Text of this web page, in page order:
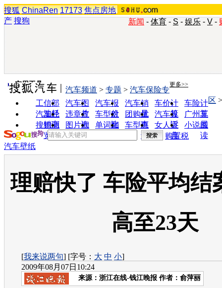
搜狐 ChinaRen 17173 焦点房地
产 搜狗 新闻 - 体育 - S - 娱乐 - V -
实用工具 更多>>
工信部
油耗
汽车图
片
汽车报
价
汽车销
量
车价计
算
车险计
算
汽车经
销商
违章查
询
车型对
比
团购优
惠
汽车投
诉
广州车
展
搜狗浏
览器
图片欣
赏
单词翻
车型查
询
女人宝
典
小说阅
读
汽车频道 > 专题 > 汽车保险专
区
购置税
汽车壁纸
理赔快了 车险平均结
高至23天
[我来说两句] [字号： 大 中 小]
2009年08月07日10:24
来源： 浙江在线-钱江晚报 作者：俞萍丽